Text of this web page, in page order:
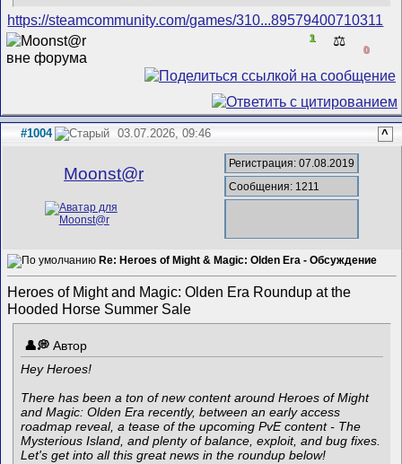
https://steamcommunity.com/games/310...89579400710311
1 ⚖️
0
#1004 03.07.2026, 09:46 ^
Mооnst@r
Регистрация: 07.08.2019
Сообщения: 1211
Re: Heroes of Might & Magic: Olden Era - Обсуждение
Heroes of Might and Magic: Olden Era Roundup at the
Hooded Horse Summer Sale
Автор
Hey Heroes!
There has been a ton of new content around Heroes of Might
and Magic: Olden Era recently, between an early access
roadmap reveal, a tease of the upcoming PvE content - The
Mysterious Island, and plenty of balance, exploit, and bug fixes.
Let's get into all this great news in the roundup below!